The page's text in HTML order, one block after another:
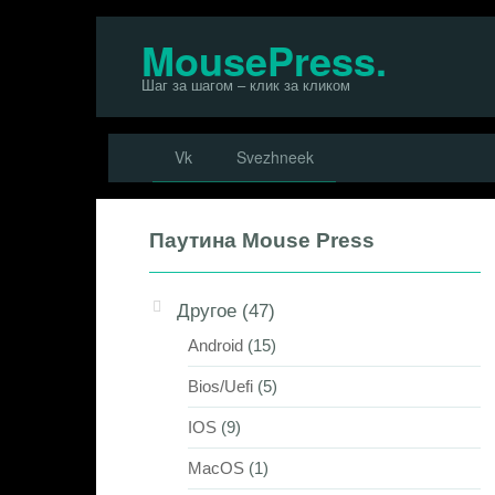
MousePress.
Шаг за шагом – клик за кликом
Vk Svezhneek
Паутина Mouse Press
Другое (47)
Android (15)
Bios/Uefi (5)
IOS (9)
MacOS (1)